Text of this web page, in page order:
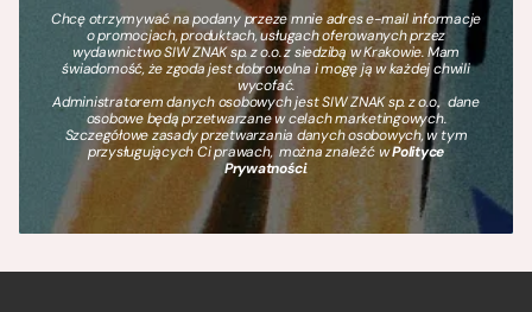
Chcę otrzymywać na podany przeze mnie adres e-mail informacje
o promocjach, produktach, usługach oferowanych przez
wydawnictwo SIW ZNAK sp. z o.o. z siedzibą w Krakowie. Mam
świadomość, że zgoda jest dobrowolna i mogę ją w każdej chwili
wycofać.
Administratorem danych osobowych jest SIW ZNAK sp. z o.o., dane
osobowe będą przetwarzane w celach marketingowych.
Szczegółowe zasady przetwarzania danych osobowych, w tym
przysługujących Ci prawach, można znaleźć wPolityce
Prywatności.